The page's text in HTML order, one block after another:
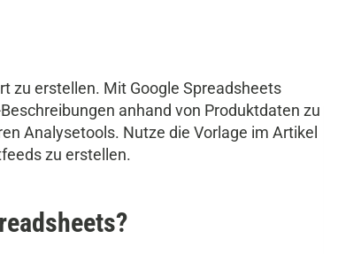
zu erstellen. Mit Google Spreadsheets
anhand von Produktdaten zu
Analysetools. Nutze die Vorlage im Artikel
zu erstellen.